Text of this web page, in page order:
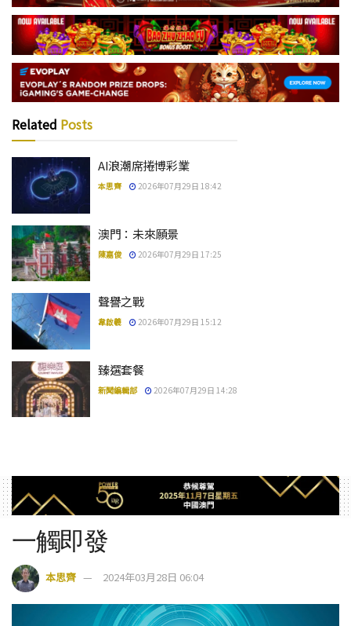
Related Posts
AI浪潮席捲博彩業
本思齊 2026年07月29日 18:42
澳門：未來願景
陳嘉俊 2026年07月29日 17:25
聲譽之戰
韋啟羲 2026年07月29日 15:12
臻選套餐
新聞編輯部 2026年07月29日 14:28
一觸即發
本思齊 2024年03月28日 06:04